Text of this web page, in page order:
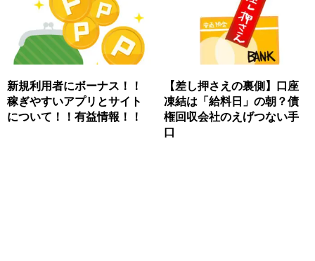
新規利用者にボーナス！！
稼ぎやすいアプリとサイト
について！！有益情報！！
【差し押さえの裏側】口座
凍結は「給料日」の朝？債
権回収会社のえげつない手
口